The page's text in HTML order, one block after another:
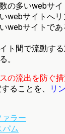
の多いwebサイ
webサイトへリ
webサイトであ
ト間で流動す
。
の流出を防ぐ
ることを、
リ
ァラー
パム